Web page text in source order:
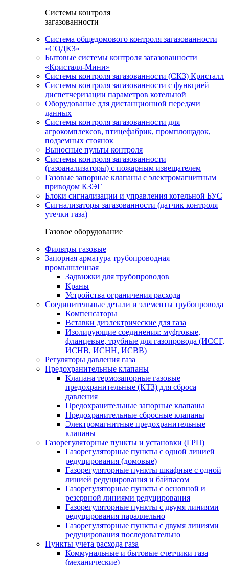
Системы контроля
загазованности
Система общедомового контроля загазованности
«СОДКЗ»
Бытовые системы контроля загазованности
«Кристалл-Мини»
Системы контроля загазованности (СКЗ) Кристалл
Системы контроля загазованности с функцией
диспетчеризации параметров котельной
Оборудование для дистанционной передачи
данных
Системы контроля загазованности для
агрокомплексов, птицефабрик, промплощадок,
подземных стоянок
Выносные пульты контроля
Системы контроля загазованности
(газоанализаторы) с пожарным извещателем
Газовые запорные клапаны с электромагнитным
приводом КЗЭГ
Блоки сигнализации и управления котельной БУС
Сигнализаторы загазованности (датчик контроля
утечки газа)
Газовое оборудование
Фильтры газовые
Запорная арматура трубопроводная
промышленная
Задвижки для трубопроводов
Краны
Устройства ограничения расхода
Соединительные детали и элементы трубопровода
Компенсаторы
Вставки диэлектрические для газа
Изолирующие соединения: муфтовые,
фланцевые, трубные для газопровода (ИССГ,
ИСНВ, ИСНН, ИСВВ)
Регуляторы давления газа
Предохранительные клапаны
Клапана термозапорные газовые
предохранительные (КТЗ) для сброса
давления
Предохранительные запорные клапаны
Предохранительные сбросные клапаны
Электромагнитные предохранительные
клапаны
Газорегуляторные пункты и установки (ГРП)
Газорегуляторные пункты с одной линией
редуцирования (домовые)
Газорегуляторные пункты шкафные с одной
линией редуцирования и байпасом
Газорегуляторные пункты с основной и
резервной линиями редуцирования
Газорегуляторные пункты с двумя линиями
редуцирования параллельно
Газорегуляторные пункты с двумя линиями
редуцирования последовательно
Пункты учета расхода газа
Коммунальные и бытовые счетчики газа
(механические)